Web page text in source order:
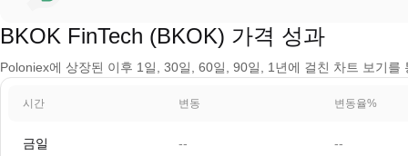
BKOK FinTech (BKOK) 가격 성과
Poloniex에 상장된 이후 1일, 30일, 60일, 90일, 1년에 걸친 차트 보기를
시간 변동 변동율%
금일 -- --